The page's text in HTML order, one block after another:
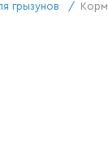
грызунов / Корм